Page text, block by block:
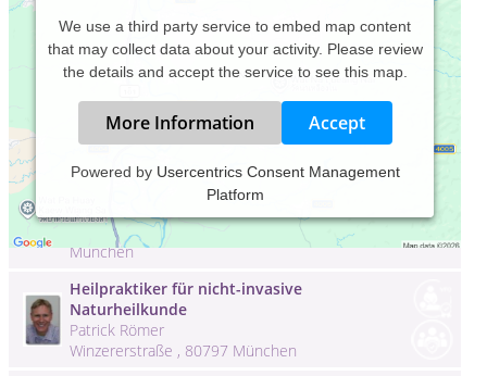
We use a third party service to embed map content
that may collect data about your activity. Please review
the details and accept the service to see this map.
More Information Accept
Powered by Usercentrics Consent Management
Platform
Heilpraktiker Christian Busalla
Tegernseer Landstraße 135 , 81539
München
Heilpraktiker für nicht-invasive
Naturheilkunde
Patrick Römer
Winzererstraße , 80797 München